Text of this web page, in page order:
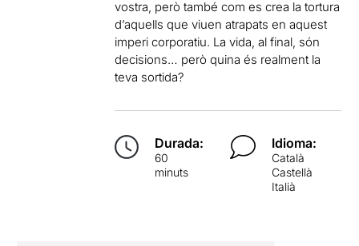
vostra, però també com es crea la tortura
d’aquells que viuen atrapats en aquest
imperi corporatiu. La vida, al final, són
decisions… però quina és realment la
teva sortida?
Durada:
60
minuts
Idioma:
Català
Castellà
Italià